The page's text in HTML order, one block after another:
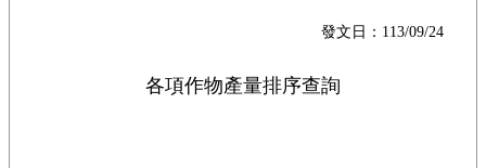
發文日：113/09/24
各項作物產量排序查詢